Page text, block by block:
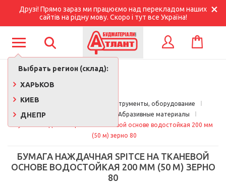
Друзі! Прямо зараз ми працюємо над перекладом наших
сайтів на рідну мову. Скоро і тут все Україна!
Выбрать регион (склад):
ХАРЬКОВ
КИЕВ
ДНЕПР
КОРЗИНА
Главная
Строительные инструменты, оборудование
Расходные материалы
Абразивные материалы
Бумага наждачная Spitce на тканевой основе водостойкая 200 мм
(50 м) зерно 80
БУМАГА НАЖДАЧНАЯ SPITCE НА ТКАНЕВОЙ
ОСНОВЕ ВОДОСТОЙКАЯ 200 ММ (50 М) ЗЕРНО
80